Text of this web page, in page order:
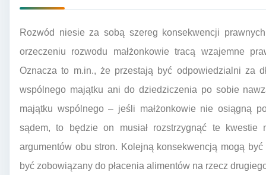
Rozwód niesie za sobą szereg konsekwencji
orzeczeniu rozwodu małżonkowie tracą wzajemne
Oznacza to m.in., że przestają być odpowiedzialni za
wspólnego majątku ani do dziedziczenia po sobie
majątku wspólnego – jeśli małżonkowie nie osiągną
sądem, to będzie on musiał rozstrzygnąć te kwestie
argumentów obu stron. Kolejną konsekwencją mogą
być zobowiązany do płacenia alimentów na rzecz